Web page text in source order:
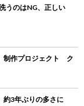
うのはNG、正しい
制作プロジェクト ク
約3年ぶりの多さに